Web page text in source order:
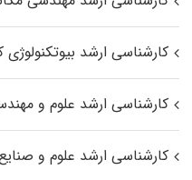
کارشناسی ارشد
کارشناسی ارشد علوم و
کارشناسی ارشد علوم و